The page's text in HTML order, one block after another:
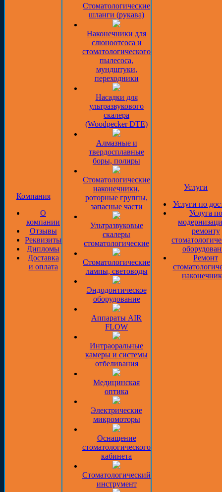
Компания
О
компании
Отзывы
Реквизиты
Дипломы
Доставка
и оплата
Стоматологические
шланги (рукава)
Наконечники для
слюноотсоса и
стоматологического
пылесоса,
мундштуки,
переходники
Насадки для
ультразвукового
скалера
(Woodpecker DTE)
Алмазные и
твердосплавные
боры, полиры
Стоматологические
наконечники,
роторные группы,
запасные части
Ультразвуковые
скалеры
стоматологические
Стоматологические
лампы, световоды
Эндодонтическое
оборудование
Аппараты AIR
FLOW
Интраоральные
камеры и системы
отбеливания
Медицинская
оптика
Электрические
микромоторы
Оснащение
стоматологического
кабинета
Стоматологический
инструмент
Услуги
Услуги по
Услуга по
ремонту
Ремонт